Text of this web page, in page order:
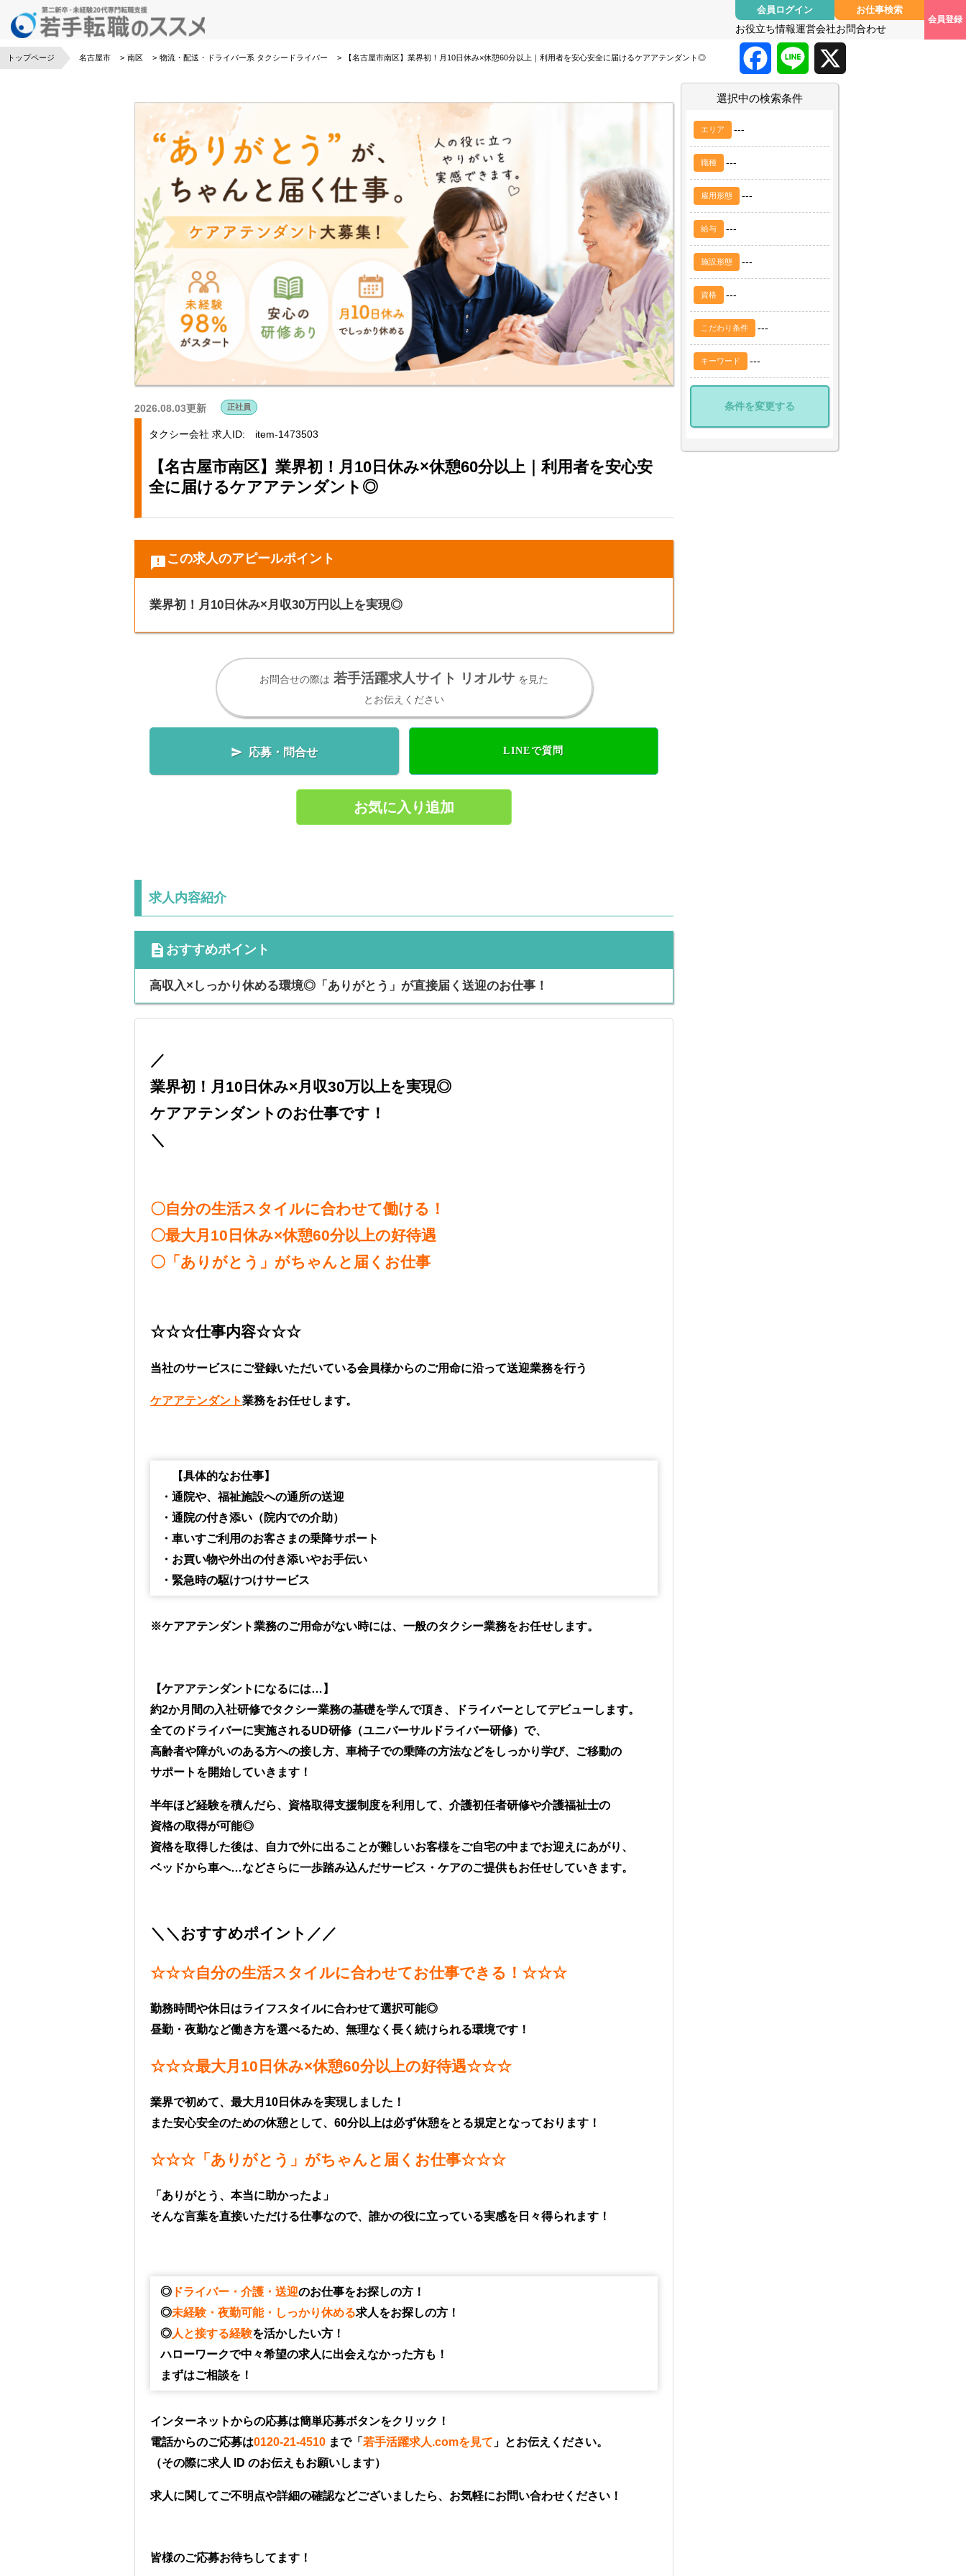
会員ログイン お仕事検索
お役立ち情報運営会社お問合わせ
会員登録
トップページ 名古屋市 南区 物流・配送・ドライバー系 タクシードライバー 【名古屋市南区】業界初！月10日休み×休憩60分以上｜利用者を安心安全に届けるケアアテンダント◎
選択中の検索条件
エリア ---
職種 ---
雇用形態 ---
給与 ---
施設形態 ---
資格 ---
こだわり条件 ---
キーワード ---
条件を変更する
2026.08.03更新 正社員
タクシー会社 求人ID: item-1473503
【名古屋市南区】業界初！月10日休み×休憩60分以上｜利用者を安心安
全に届けるケアアテンダント◎
announcement この求人のアピールポイント
業界初！月10日休み×月収30万円以上を実現◎
お問合せの際は 若手活躍求人サイト リオルサ を見た
とお伝えください
 応募・問合せ LINEで質問
お気に入り追加
求人内容紹介
cdescription おすすめポイント
高収入×しっかり休める環境◎「ありがとう」が直接届く送迎のお仕事！
o
o
k
／
業界初！月10日休み×月収30万以上を実現◎
ケアアテンダントのお仕事です！
＼
〇自分の生活スタイルに合わせて働ける！
〇最大月10日休み×休憩60分以上の好待遇
〇「ありがとう」がちゃんと届くお仕事
☆☆☆仕事内容☆☆☆
当社のサービスにご登録いただいている会員様からのご用命に沿って送迎業務を行う
ケアアテンダント業務をお任せします。
【具体的なお仕事】
・通院や、福祉施設への通所の送迎
・通院の付き添い（院内での介助）
・車いすご利用のお客さまの乗降サポート
・お買い物や外出の付き添いやお手伝い
・緊急時の駆けつけサービス
※ケアアテンダント業務のご用命がない時には、一般のタクシー業務をお任せします。
【ケアアテンダントになるには…】
約2か月間の入社研修でタクシー業務の基礎を学んで頂き、ドライバーとしてデビューします。
全てのドライバーに実施されるUD研修（ユニバーサルドライバー研修）で、
高齢者や障がいのある方への接し方、車椅子での乗降の方法などをしっかり学び、ご移動の
サポートを開始していきます！
半年ほど経験を積んだら、資格取得支援制度を利用して、介護初任者研修や介護福祉士の
資格の取得が可能◎
資格を取得した後は、自力で外に出ることが難しいお客様をご自宅の中までお迎えにあがり、
ベッドから車へ…などさらに一歩踏み込んだサービス・ケアのご提供もお任せしていきます。
＼＼おすすめポイント／／
☆☆☆自分の生活スタイルに合わせてお仕事できる！☆☆☆
勤務時間や休日はライフスタイルに合わせて選択可能◎
昼勤・夜勤など働き方を選べるため、無理なく長く続けられる環境です！
☆☆☆最大月10日休み×休憩60分以上の好待遇☆☆☆
業界で初めて、最大月10日休みを実現しました！
また安心安全のための休憩として、60分以上は必ず休憩をとる規定となっております！
☆☆☆「ありがとう」がちゃんと届くお仕事☆☆☆
「ありがとう、本当に助かったよ」
そんな言葉を直接いただける仕事なので、誰かの役に立っている実感を日々得られます！
◎ ドライバー・介護・送迎のお仕事をお探しの方！
◎未経験・夜勤可能・しっかり休める求人をお探しの方！
◎人と接する経験を活かしたい方！
ハローワークで中々希望の求人に出会えなかった方も！
まずはご相談を！
インターネットからの応募は簡単応募ボタンをクリック！
電話からのご応募は0120-21-4510 まで「若手活躍求人.comを見て 」とお伝えください。
（その際に求人 ID のお伝えもお願いします）
求人に関してご不明点や詳細の確認などございましたら、お気軽にお問い合わせください！
皆様のご応募お待ちしてます！